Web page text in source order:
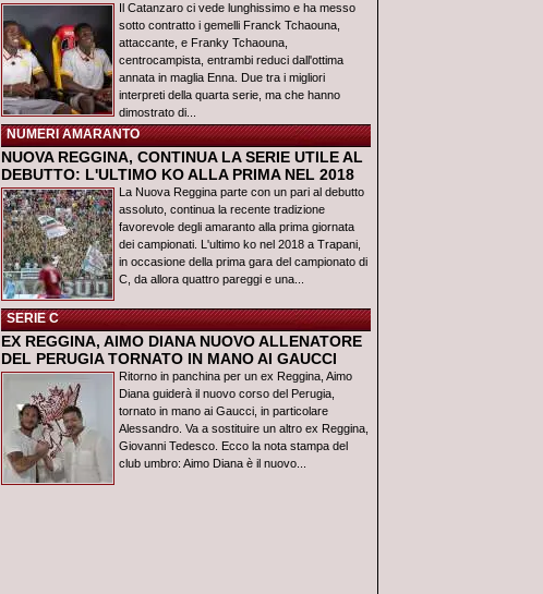
Il Catanzaro ci vede lunghissimo e ha messo
sotto contratto i gemelli Franck Tchaouna,
attaccante, e Franky Tchaouna,
centrocampista, entrambi reduci dall'ottima
annata in maglia Enna. Due tra i migliori
interpreti della quarta serie, ma che hanno
dimostrato di...
NUMERI AMARANTO
NUOVA REGGINA, CONTINUA LA SERIE UTILE AL
DEBUTTO: L'ULTIMO KO ALLA PRIMA NEL 2018
La Nuova Reggina parte con un pari al debutto
assoluto, continua la recente tradizione
favorevole degli amaranto alla prima giornata
dei campionati. L'ultimo ko nel 2018 a Trapani,
in occasione della prima gara del campionato di
C, da allora quattro pareggi e una...
SERIE C
EX REGGINA, AIMO DIANA NUOVO ALLENATORE
DEL PERUGIA TORNATO IN MANO AI GAUCCI
Ritorno in panchina per un ex Reggina, Aimo
Diana guiderà il nuovo corso del Perugia,
tornato in mano ai Gaucci, in particolare
Alessandro. Va a sostituire un altro ex Reggina,
Giovanni Tedesco. Ecco la nota stampa del
club umbro: Aimo Diana è il nuovo...